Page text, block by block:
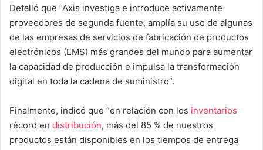
Detalló que “Axis investiga e introduce activamente
proveedores de segunda fuente, amplía su uso de algunas
de las empresas de servicios de fabricación de productos
electrónicos (EMS) más grandes del mundo para aumentar
la capacidad de producción e impulsa la transformación
digital en toda la cadena de suministro”.
Finalmente, indicó que “en relación con los inventarios
récord en distribución, más del 85 % de nuestros
productos están disponibles en los tiempos de entrega